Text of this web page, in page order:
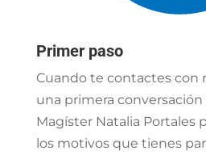
Primer paso
Cuando te contactes con
una primera conversación
Magíster Natalia Portales
los motivos que tienes